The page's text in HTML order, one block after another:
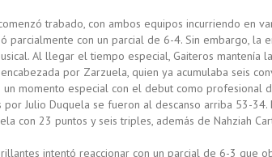
trabado, con ambos equipos incurriendo en
parcialmente con un parcial de 6-4. Sin embargo, la
Al llegar el tiempo especial, Gaiteros mantenía
por Zarzuela, quien ya acumulaba seis
momento especial con el debut como profesional
Julio Duquela se fueron al descanso arriba 53-34.
con 23 puntos y seis triples, además de Nahziah
intentó reaccionar con un parcial de 6-3 que